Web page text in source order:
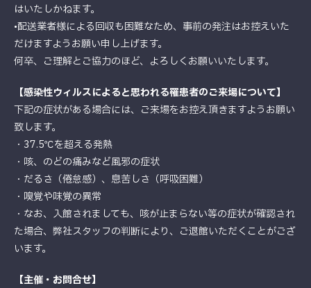
はいたしかねます。
•配送業者様による回収も困難なため、事前の発注はお控えいた
だけますようお願い申し上げます。
何卒、ご理解とご協力のほど、よろしくお願いいたします。
【感染性ウィルスによると思われる罹患者のご来場について】
下記の症状がある場合には、ご来場をお控え頂きますようお願い
致します。
・37.5℃を超える発熱
・咳、のどの痛みなど風邪の症状
・だるさ（倦怠感）、息苦しさ（呼吸困難）
・嗅覚や味覚の異常
・なお、入館されましても、咳が止まらない等の症状が確認され
た場合、弊社スタッフの判断により、ご退館いただくことがござ
います。
【主催・お問合せ】